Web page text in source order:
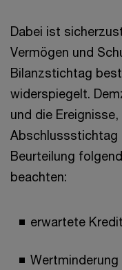
Dabei ist
Vermögen und
Bilanzstichtag
widerspiegelt.
und die
Abschlussstichtag
Beurteilung
beachten:
erwartete